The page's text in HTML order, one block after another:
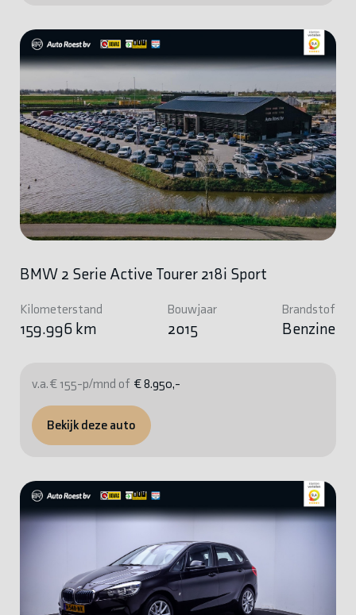
BMW 2 Serie Active Tourer 218i Sport
Kilometerstand
159.996 km
Bouwjaar
2015
Brandstof
Benzine
v.a. € 155-p/mnd of € 8.950,-
Bekijk deze auto